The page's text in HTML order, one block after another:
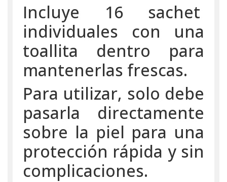
Incluye 16 sachet
individuales con una
toallita dentro para
mantenerlas frescas.
Para utilizar, solo debe
pasarla directamente
sobre la piel para una
protección rápida y sin
complicaciones.